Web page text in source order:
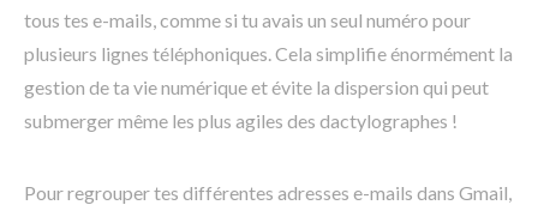
tous tes e-mails, comme si tu avais un seul numéro pour
plusieurs lignes téléphoniques. Cela simplifie énormément la
gestion de ta vie numérique et évite la dispersion qui peut
submerger même les plus agiles des dactylographes !
Pour regrouper tes différentes adresses e-mails dans Gmail,